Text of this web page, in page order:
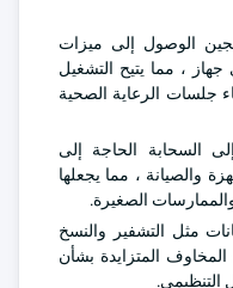
الوصول إلى ميزات
، مما يتيح التشغيل
جلسات الرعاية الصحية
السحابة الحاجة إلى
والصيانة ، مما يجعلها
الصغيرة.
مثل التشفير والنسخ
المخاوف المتزايدة بشأن
التنظيمي.